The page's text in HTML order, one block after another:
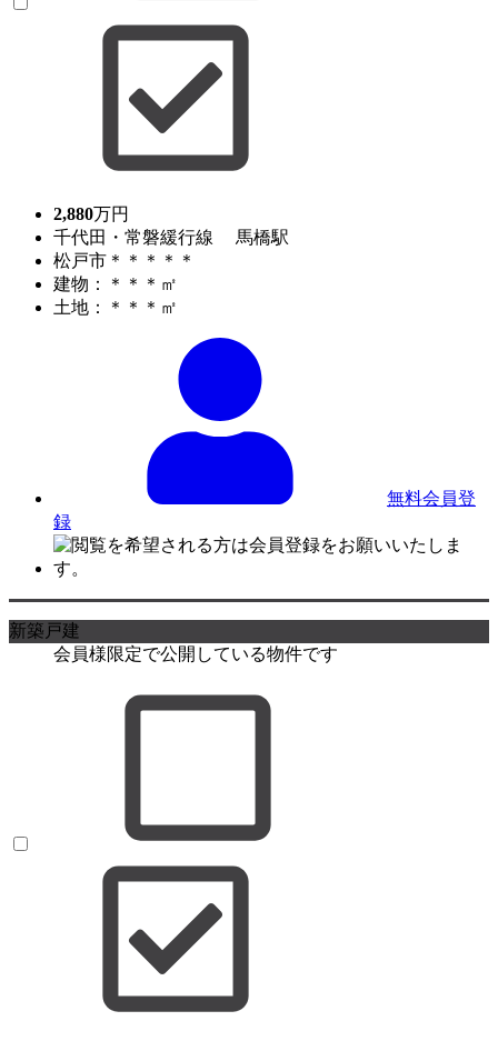
2,880万円
千代田・常磐緩行線 馬橋駅
松戸市＊＊＊＊＊
建物：＊＊＊㎡
土地：＊＊＊㎡
無料会員登
録
新築戸建
会員様限定で公開している物件です